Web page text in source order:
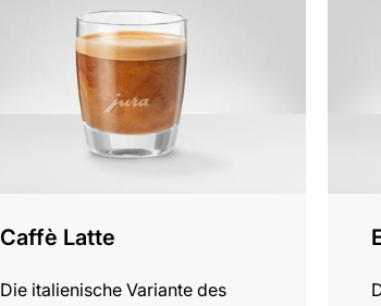
Caffè Latte
Die italienische Variante des